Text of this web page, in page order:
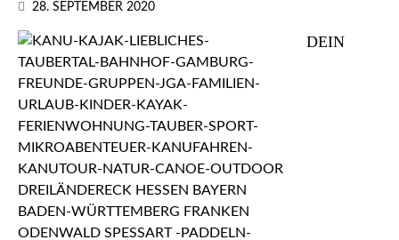
28. SEPTEMBER 2020
DEIN